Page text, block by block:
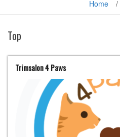
Home /
Top
Trimsalon 4 Paws